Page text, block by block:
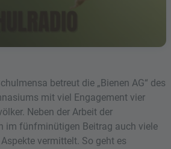
betreut die „Bienen AG“ des
mit viel Engagement vier
Neben der Arbeit der
im fünfminütigen Beitrag auch viele
vermittelt. So geht es